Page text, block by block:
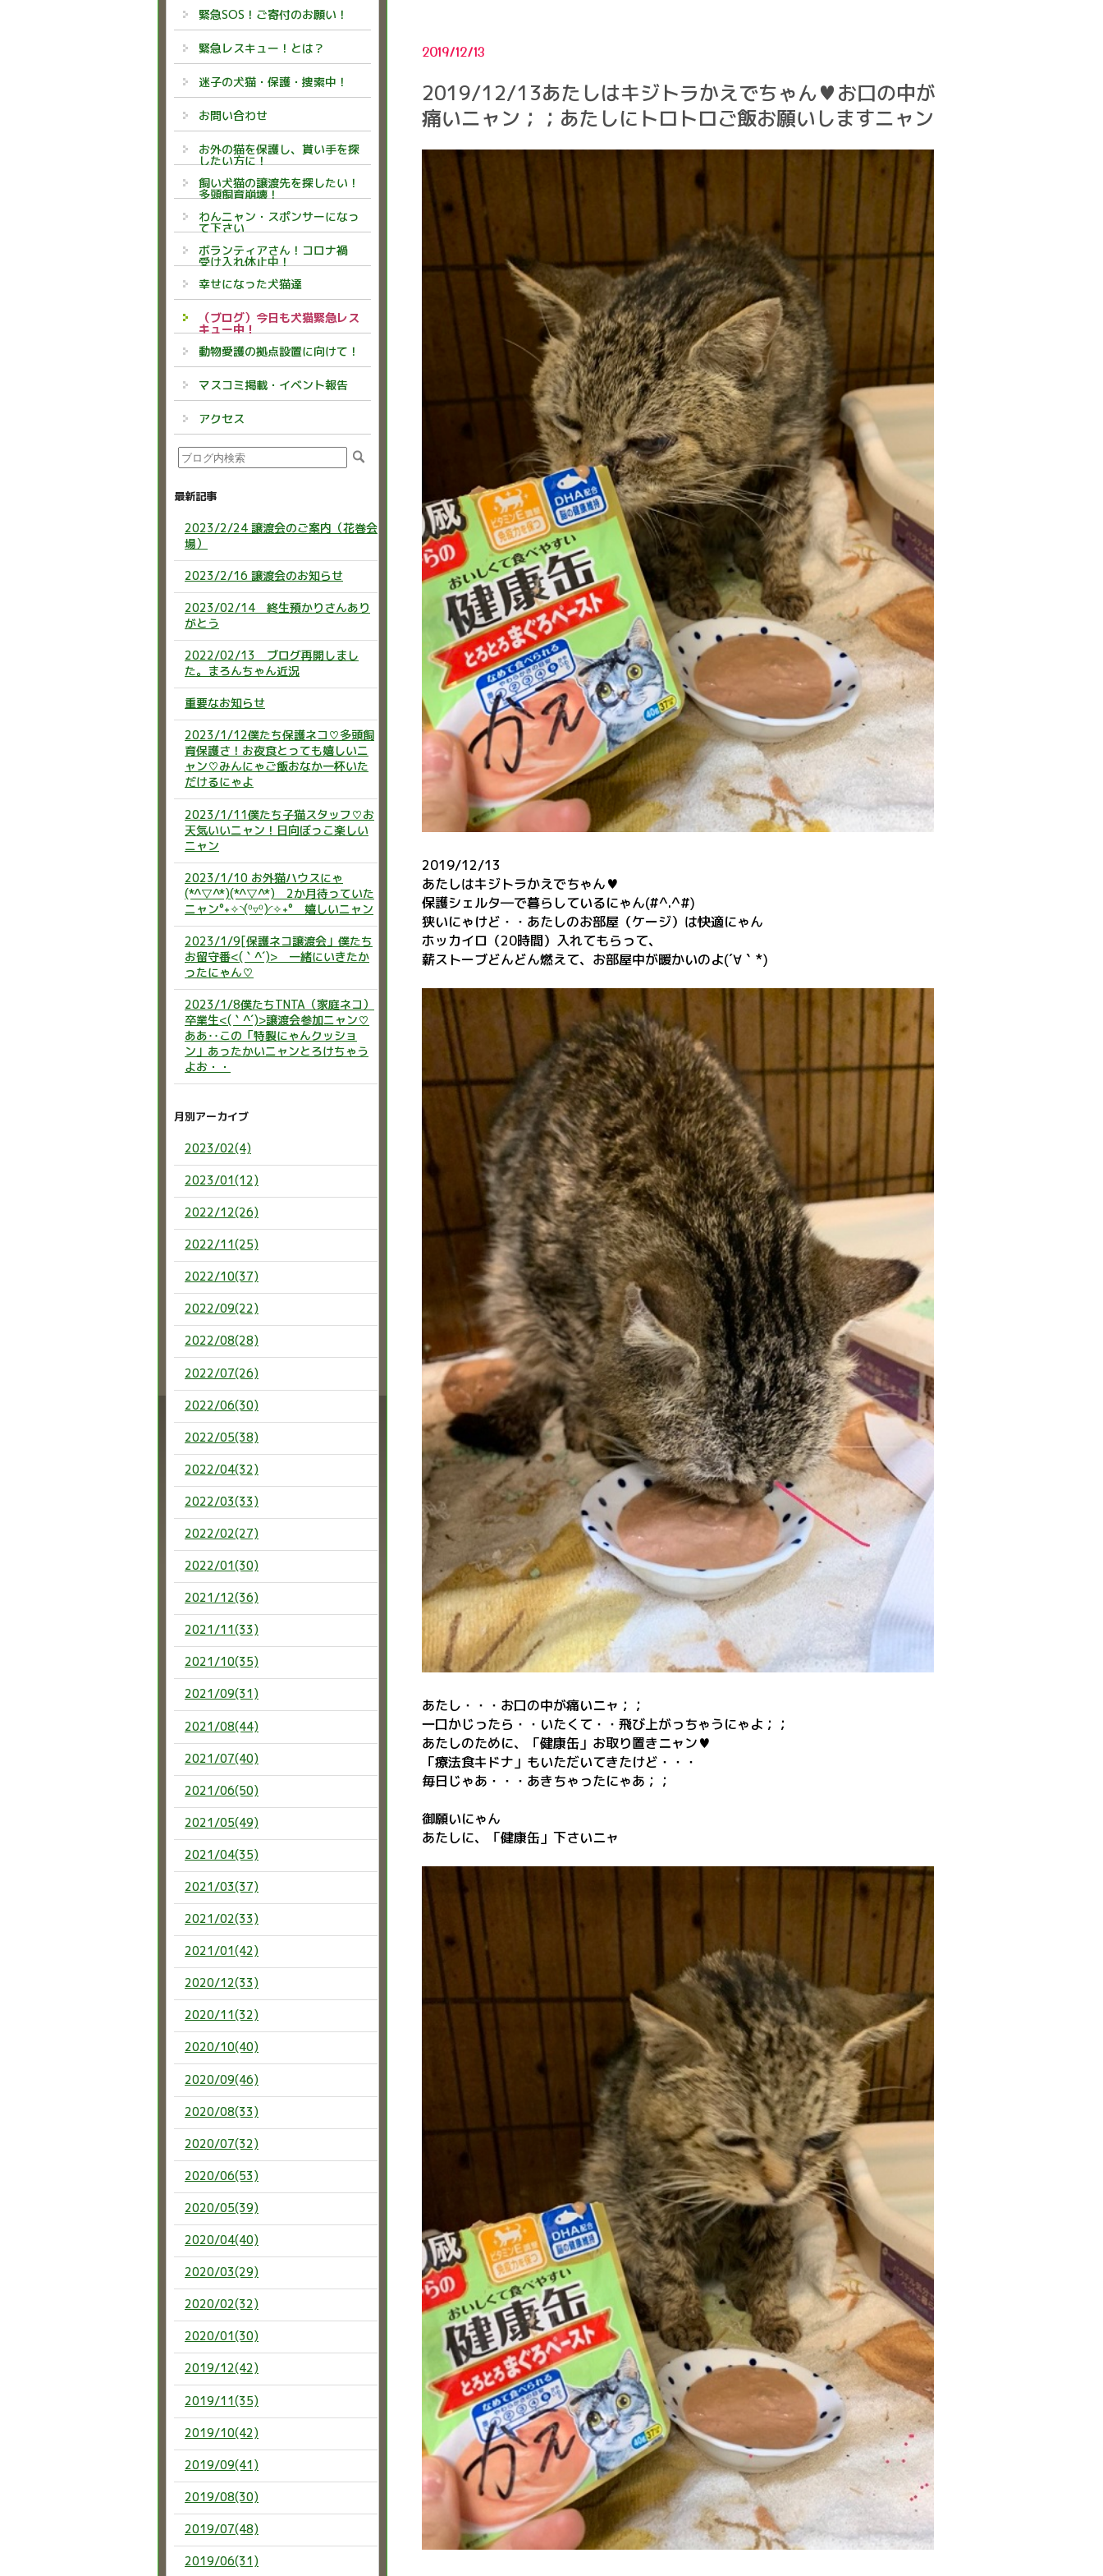
2019/12/13
2019/12/13あたしはキジトラかえでちゃん♥お口の中が
痛いニャン；；あたしにトロトロご飯お願いしますニャン
2019/12/13
あたしはキジトラかえでちゃん♥
保護シェルタ―で暮らしているにゃん(#^.^#)
狭いにゃけど・・あたしのお部屋（ケージ）は快適にゃん
ホッカイロ（20時間）入れてもらって、
薪ストーブどんどん燃えて、お部屋中が暖かいのよ(´∀｀*)
あたし・・・お口の中が痛いニャ；；
一口かじったら・・いたくて・・飛び上がっちゃうにゃよ；；
あたしのために、「健康缶」お取り置きニャン♥
「療法食キドナ」もいただいてきたけど・・・
毎日じゃあ・・・あきちゃったにゃあ；；
御願いにゃん
あたしに、「健康缶」下さいニャ
緊急SOS！ご寄付のお願い！
緊急レスキュー！とは？
迷子の犬猫・保護・捜索中！
お問い合わせ
お外の猫を保護し、貰い手を探
したい方に！
飼い犬猫の譲渡先を探したい！
多頭飼育崩壊！
わんニャン・スポンサーになっ
て下さい
ボランティアさん！コロナ禍
受け入れ休止中！
幸せになった犬猫達
（ブログ）今日も犬猫緊急レス
キュー中！
動物愛護の拠点設置に向けて！
マスコミ掲載・イベント報告
アクセス
最新記事
2023/2/24 譲渡会のご案内（花巻会
場）
2023/2/16 譲渡会のお知らせ
2023/02/14 終生預かりさんあり
がとう
2022/02/13 ブログ再開しまし
た。まろんちゃん近況
重要なお知らせ
2023/1/12僕たち保護ネコ♡多頭飼
育保護さ！お夜食とっても嬉しいニ
ャン♡みんにゃご飯おなか一杯いた
だけるにゃよ
2023/1/11僕たち子猫スタッフ♡お
天気いいニャン！日向ぼっこ楽しい
ニャン
2023/1/10 お外猫ハウスにゃ
(*^▽^*)(*^▽^*) 2か月待っていた
ニャン°˖✧◝(⁰▿⁰)◜✧˖° 嬉しいニャン
2023/1/9[保護ネコ譲渡会」僕たち
お留守番<(｀^´)> 一緒にいきたか
ったにゃん♡
2023/1/8僕たちTNTA（家庭ネコ）
卒業生<(｀^´)>譲渡会参加ニャン♡
ああ‥この「特製にゃんクッショ
ン」あったかいニャンとろけちゃう
よお・・
月別アーカイブ
2023/02(4)
2023/01(12)
2022/12(26)
2022/11(25)
2022/10(37)
2022/09(22)
2022/08(28)
2022/07(26)
2022/06(30)
2022/05(38)
2022/04(32)
2022/03(33)
2022/02(27)
2022/01(30)
2021/12(36)
2021/11(33)
2021/10(35)
2021/09(31)
2021/08(44)
2021/07(40)
2021/06(50)
2021/05(49)
2021/04(35)
2021/03(37)
2021/02(33)
2021/01(42)
2020/12(33)
2020/11(32)
2020/10(40)
2020/09(46)
2020/08(33)
2020/07(32)
2020/06(53)
2020/05(39)
2020/04(40)
2020/03(29)
2020/02(32)
2020/01(30)
2019/12(42)
2019/11(35)
2019/10(42)
2019/09(41)
2019/08(30)
2019/07(48)
2019/06(31)